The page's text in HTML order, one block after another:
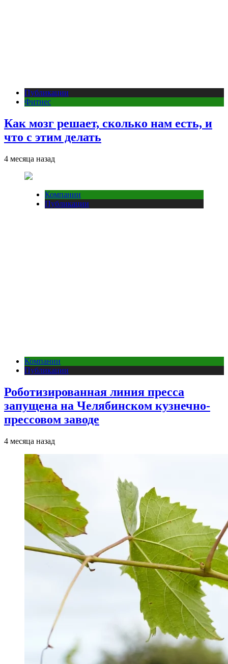
Публикации
Фитнес
Как мозг решает, сколько нам есть, и
что с этим делать
4 месяца назад
Компании
Публикации
Компании
Публикации
Роботизированная линия пресса
запущена на Челябинском кузнечно-
прессовом заводе
4 месяца назад